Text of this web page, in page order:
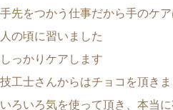
手先をつかう仕事だから手のケ
人の頃に習いました
しっかりケアします
技工士さんからはチョコを頂き
いろいろ気を使って頂き、本当